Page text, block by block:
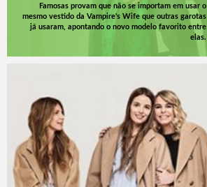
Famosas provam que não se importam em usar o
mesmo vestido da Vampire's Wife que outras garotas
já usaram, apontando o novo modelo favorito entre
elas.